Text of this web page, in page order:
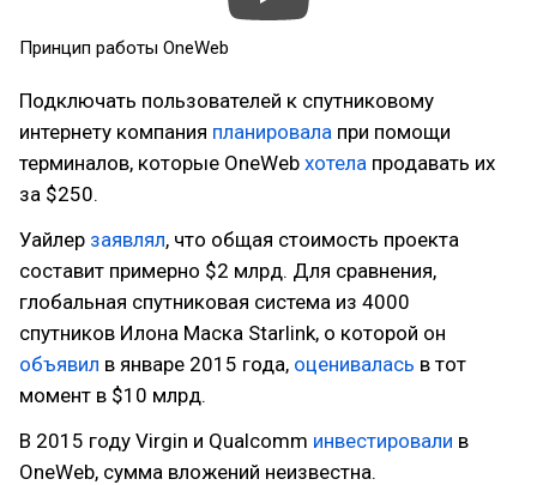
Принцип работы OneWeb
Подключать пользователей к спутниковому
интернету компания планировала при помощи
терминалов, которые OneWeb хотела продавать их
за $250.
Уайлер заявлял, что общая стоимость проекта
составит примерно $2 млрд. Для сравнения,
глобальная спутниковая система из 4000
спутников Илона Маска Starlink, о которой он
объявил в январе 2015 года, оценивалась в тот
момент в $10 млрд.
В 2015 году Virgin и Qualcomm инвестировали в
OneWeb, сумма вложений неизвестна.